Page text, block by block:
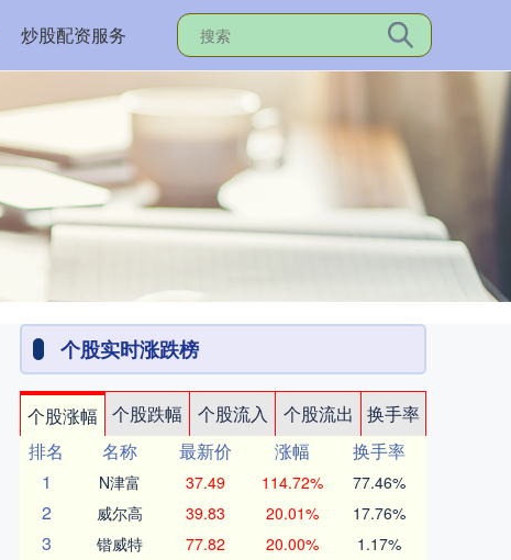
炒股配资服务
个股实时涨跌榜
个股涨幅 个股跌幅 个股流入 个股流出
换手率
排名
名称 最新价 涨幅
换手率
1
N津富 37.49 114.72% 77.46%
2 威尔高 39.83 20.01% 17.76%
3 锴威特 77.82 20.00% 1.17%